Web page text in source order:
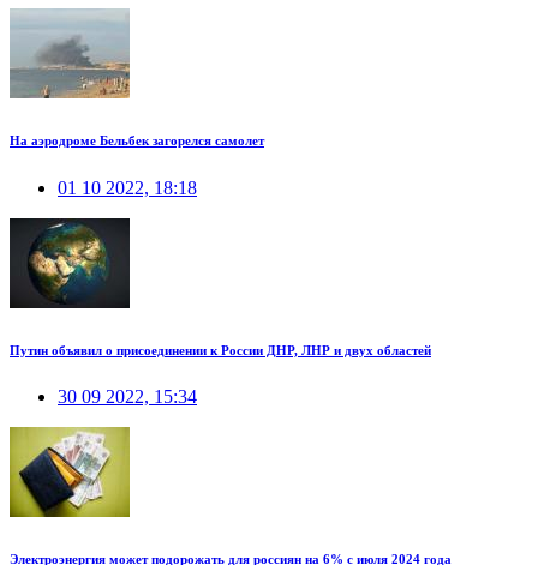
На аэродроме Бельбек загорелся самолет
01 10 2022, 18:18
Путин объявил о присоединении к России ДНР, ЛНР и двух областей
30 09 2022, 15:34
Электроэнергия может подорожать для россиян на 6% с июля 2024 года